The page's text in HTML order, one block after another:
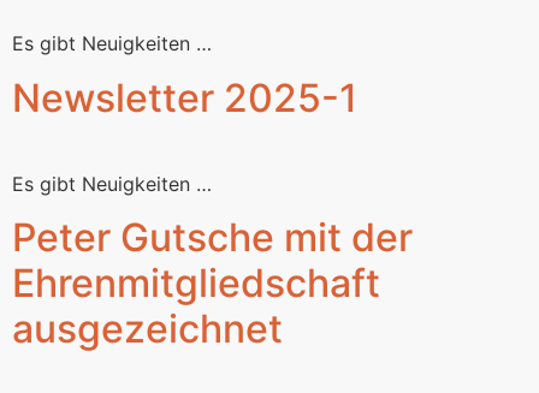
Es gibt Neuigkeiten …
Newsletter 2025-1
Es gibt Neuigkeiten …
Peter Gutsche mit der
Ehrenmitgliedschaft
ausgezeichnet